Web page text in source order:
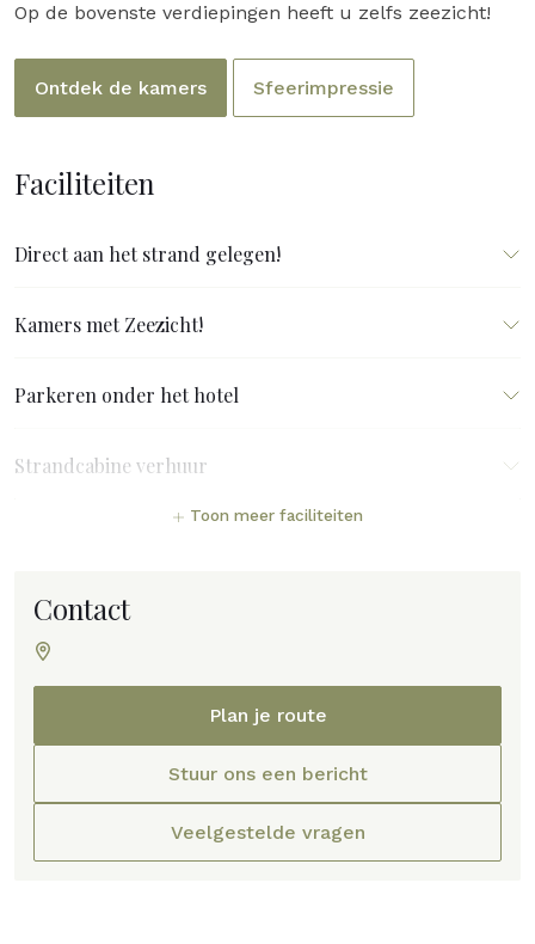
Op de bovenste verdiepingen heeft u zelfs zeezicht!
Ontdek de kamers Sfeerimpressie
Faciliteiten
Direct aan het strand gelegen!
Kamers met Zeezicht!
Parkeren onder het hotel
Strandcabine verhuur
Toon meer faciliteiten
Contact
Plan je route
Stuur ons een bericht
Veelgestelde vragen